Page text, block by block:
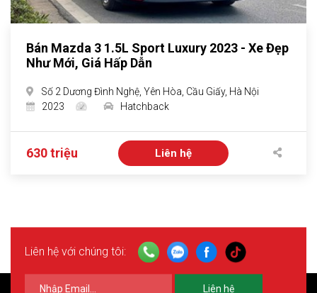
Bán Mazda 3 1.5L Sport Luxury 2023 - Xe Đẹp
Như Mới, Giá Hấp Dẫn
Số 2 Dương Đình Nghệ, Yên Hòa, Cầu Giấy, Hà Nội
2023
Hatchback
630 triệu Liên hệ
Liên hệ với chúng tôi:
Liên hệ